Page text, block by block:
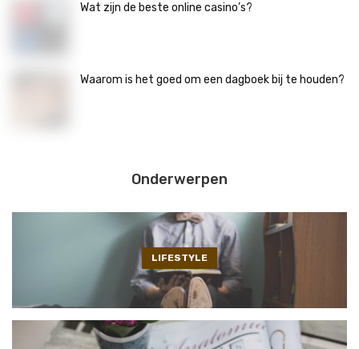
Wat zijn de beste online casino’s?
Waarom is het goed om een dagboek bij te houden?
Onderwerpen
LIFESTYLE